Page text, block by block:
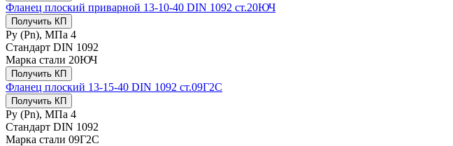
Фланец плоский приварной 13-10-40 DIN 1092 ст.20ЮЧ
Получить КП
Ру (Рn), МПа 4
Стандарт DIN 1092
Марка стали 20ЮЧ
Получить КП
Фланец плоский 13-15-40 DIN 1092 ст.09Г2С
Получить КП
Ру (Рn), МПа 4
Стандарт DIN 1092
Марка стали 09Г2С